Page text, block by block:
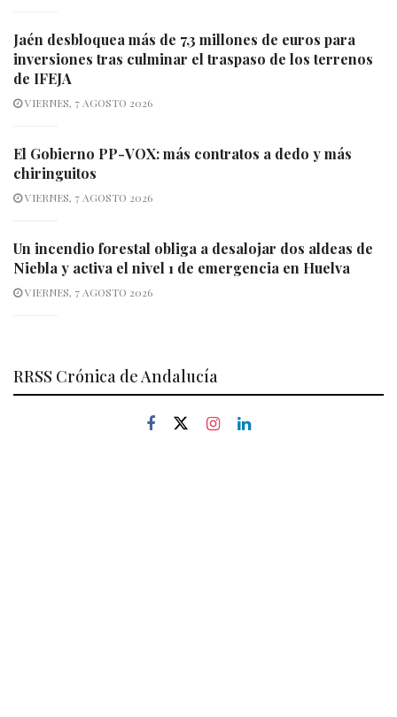
Jaén desbloquea más de 7,3 millones de euros para
inversiones tras culminar el traspaso de los terrenos
de IFEJA
VIERNES, 7 AGOSTO 2026
El Gobierno PP-VOX: más contratos a dedo y más
chiringuitos
VIERNES, 7 AGOSTO 2026
Un incendio forestal obliga a desalojar dos aldeas de
Niebla y activa el nivel 1 de emergencia en Huelva
VIERNES, 7 AGOSTO 2026
RRSS Crónica de Andalucía